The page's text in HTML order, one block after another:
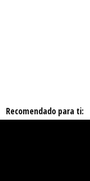
Recomendado para ti: